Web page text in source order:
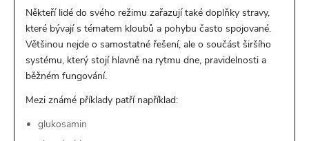
Někteří lidé do svého režimu zařazují také doplňky stravy,
které bývají s tématem kloubů a pohybu často spojované.
Většinou nejde o samostatné řešení, ale o součást širšího
systému, který stojí hlavně na rytmu dne, pravidelnosti a
běžném fungování.
Mezi známé příklady patří například:
glukosamin